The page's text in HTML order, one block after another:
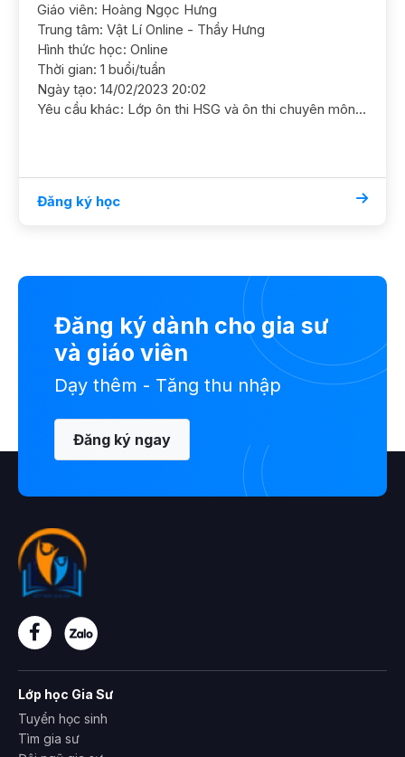
Giáo viên: Hoàng Ngọc Hưng
Trung tâm: Vật Lí Online - Thầy Hưng
Hình thức học: Online
Thời gian: 1 buổi/tuần
Ngày tạo: 14/02/2023 20:02
Yêu cầu khác: Lớp ôn thi HSG và ôn thi chuyên môn Vật Lý.
Đăng ký học
Đăng ký dành cho gia sư
và giáo viên
Dạy thêm - Tăng thu nhập
Đăng ký ngay
Lớp học Gia Sư
Tuyển học sinh
Tìm gia sư